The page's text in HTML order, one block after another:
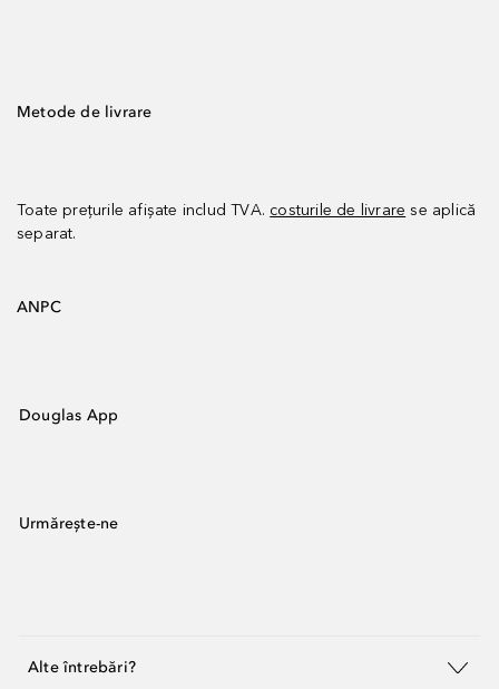
Metode de livrare
Toate prețurile afișate includ TVA. costurile de livrare se aplică
separat.
ANPC
Douglas App
Urmărește-ne
Alte întrebări?